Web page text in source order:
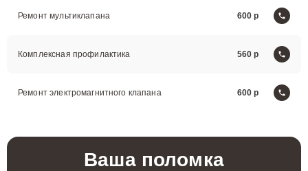
Ремонт мультиклапана 600
Комплексная профилактика 560
Ремонт электромагнитного клапана 600
Ваша поломка